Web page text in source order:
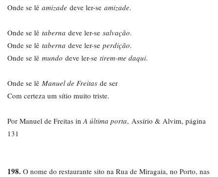
Onde se lê amizade deve ler-se amizade.
Onde se lê taberna deve ler-se salvação.
Onde se lê taberna deve ler-se perdição.
Onde se lê mundo deve ler-se tirem-me daqui.
Onde se lê Manuel de Freitas de ser
Com certeza um sítio muito triste.
Por Manuel de Freitas inA última porta, Assírio & Alvim, página
131
198. O nome do restaurante sito na Rua de Miragaia, no Porto, nas